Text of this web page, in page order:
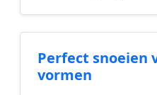
Perfect snoeien
vormen